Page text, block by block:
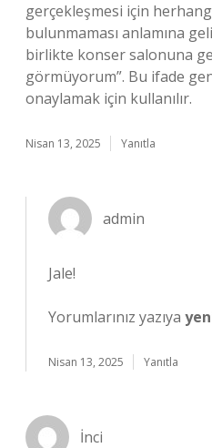
gerçekleşmesi için
bulunmaması anlamına
birlikte konser salonuna
görmüyorum”. Bu ifade
onaylamak için kullanılır.
Nisan 13, 2025 Yanıtla
admin
Jale!
Yorumlarınız yazıya
Nisan 13, 2025 Yanıtla
İnci